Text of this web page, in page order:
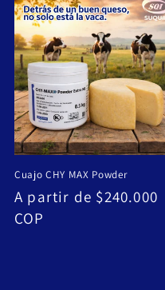
Cuajo CHY MAX Powder
Precio
habitual
A partir de $240.000
COP